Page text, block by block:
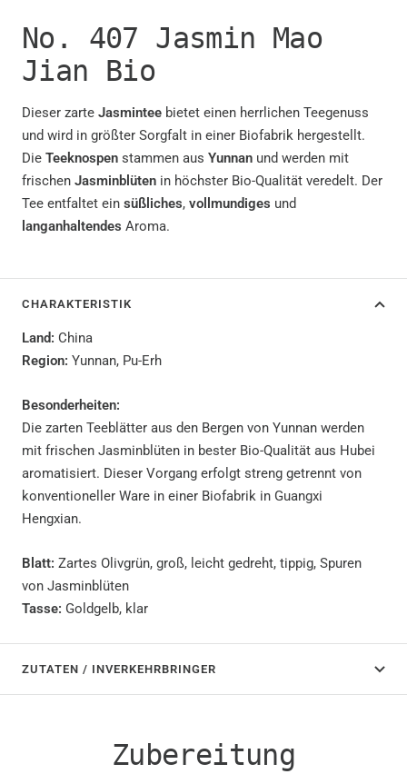
No. 407 Jasmin Mao
Jian Bio
Dieser zarte Jasmintee bietet einen herrlichen Teegenuss
und wird in größter Sorgfalt in einer Biofabrik hergestellt.
Die Teeknospen stammen aus Yunnan und werden mit
frischen Jasminblüten in höchster Bio-Qualität veredelt. Der
Tee entfaltet ein süßliches, vollmundiges und
langanhaltendes Aroma.
CHARAKTERISTIK
Land: China
Region: Yunnan, Pu-Erh
Besonderheiten:
Die zarten Teeblätter aus den Bergen von Yunnan werden
mit frischen Jasminblüten in bester Bio-Qualität aus Hubei
aromatisiert. Dieser Vorgang erfolgt streng getrennt von
konventioneller Ware in einer Biofabrik in Guangxi
Hengxian.
Blatt: Zartes Olivgrün, groß, leicht gedreht, tippig, Spuren
von Jasminblüten
Tasse: Goldgelb, klar
ZUTATEN / INVERKEHRBRINGER
Zubereitung